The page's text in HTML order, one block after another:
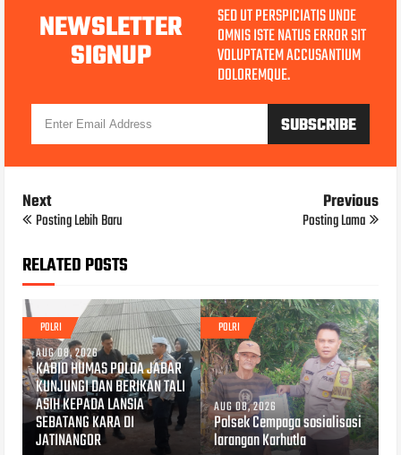
NEWSLETTER
SIGNUP
SED UT PERSPICIATIS UNDE
OMNIS ISTE NATUS ERROR SIT
VOLUPTATEM ACCUSANTIUM
DOLOREMQUE.
Next
Posting Lebih Baru
Previous
Posting Lama
RELATED POSTS
POLRI
AUG 08, 2026
KABID HUMAS POLDA JABAR
KUNJUNGI DAN BERIKAN TALI
ASIH KEPADA LANSIA
SEBATANG KARA DI
JATINANGOR
POLRI
AUG 08, 2026
Polsek Cempaga sosialisasi
larangan Karhutla